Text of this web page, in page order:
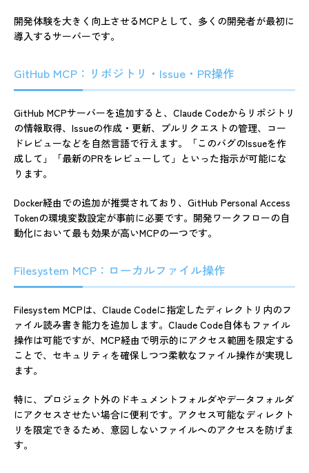
開発体験を大きく向上させるMCPとして、多くの開発者が最初に
導入するサーバーです。
GitHub MCP：リポジトリ・Issue・PR操作
GitHub MCPサーバーを追加すると、Claude Codeからリポジトリ
の情報取得、Issueの作成・更新、プルリクエストの管理、コー
ドレビューなどを自然言語で行えます。「このバグのIssueを作
成して」「最新のPRをレビューして」といった指示が可能にな
ります。
Docker経由での追加が推奨されており、GitHub Personal Access
Tokenの環境変数設定が事前に必要です。開発ワークフローの自
動化において最も効果が高いMCPの一つです。
Filesystem MCP：ローカルファイル操作
Filesystem MCPは、Claude Codeに指定したディレクトリ内のフ
ァイル読み書き能力を追加します。Claude Code自体もファイル
操作は可能ですが、MCP経由で明示的にアクセス範囲を限定する
ことで、セキュリティを確保しつつ柔軟なファイル操作が実現し
ます。
特に、プロジェクト外のドキュメントフォルダやデータフォルダ
にアクセスさせたい場合に便利です。アクセス可能なディレクト
リを限定できるため、意図しないファイルへのアクセスを防げま
す。